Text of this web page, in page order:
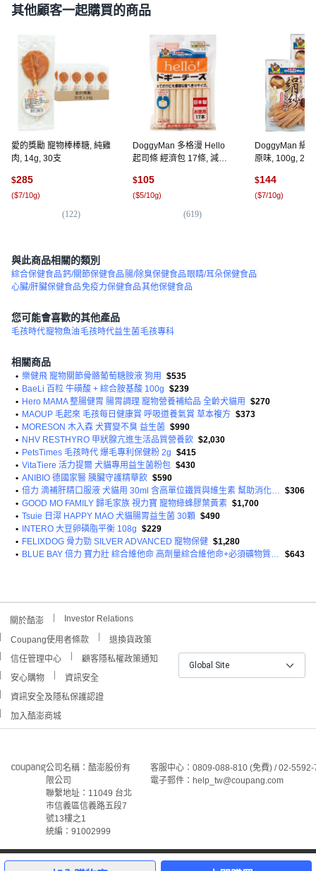
其他顧客一起購買的商品
愛的獎勵 寵物棒棒糖, 純雞
肉, 14g, 30支
$285
($7/10g)
(122)
DoggyMan 多格漫 Hello
起司條 經濟包 17條, 減鹽
$105
($5/10g)
(619)
DoggyMan 絹
原味, 100g, 2包
$144
($7/10g)
與此商品相關的類別
綜合保健食品鈣/關節保健食品腸/除臭保健食品 眼睛/耳朵保健食品
心臟/肝臟保健食品免疫力保健食品其他保健食品
您可能會喜歡的其他產品
毛孩時代寵物魚油毛孩時代益生菌毛孩專科
相關商品
• 樂健飛 寵物關節骨骼葡萄糖胺液 狗用
$535
• BaeLi 百粒 牛磺酸 + 綜合胺基酸 100g $239
• Hero MAMA 整腸健胃 腸胃調理 寵物營養補給品 全齡犬貓用
$270
• MAOUP 毛起來 毛孩每日健康賞 呼吸道養氣賞 草本複方 $373
• MORESON 木入森 犬寶變不臭 益生菌 $990
• NHV RESTHYRO 甲狀腺亢進生活品質營養飲 $2,030
• PetsTimes 毛孩時代 爆毛專利保健粉 2g $415
• VitaTiere 活力提爾 犬貓專用益生菌粉包 $430
• ANIBIO 德國家醫 胰臟守護精華飲 $590
•
倍力 滴補肝精口服液 犬貓用 30ml 含高單位鐵質與維生素 幫助消化吸收 $306
• GOOD MO FAMILY 歸毛家族 視力寶 寵物綠蜂膠葉黃素 $1,700
• Tsuie 日濢 HAPPY MAO 犬貓腸胃益生菌 30顆 $490
•
INTERO 大豆卵磷脂平衡 108g $229
• FELIXDOG 骨力勁 SILVER ADVANCED 寵物保健 $1,280
•
BLUE BAY 倍力 寶力壯 綜合維他命 高劑量綜合維他命+必須礦物質 200g $643
關於酷澎 Investor Relations
Coupang使用者條款
退換貨政策
信任管理中心
顧客隱私權政策通知
安心購物
資訊安全
資訊安全及隱私保護認證
加入酷澎商城
Global Site
公司名稱：酷澎股份有
限公司
聯繫地址：11049 台北
市信義區信義路五段7
號13樓之1
統編：91002999
客服中心：0809-088-810 (免費) / 02-
電子郵件：help_tw@coupang.com
©Coupang Taiwan Co., Ltd. 保留所有權利。
本網站上顯示的所有商標、標誌和服務標誌均為酷澎股份有